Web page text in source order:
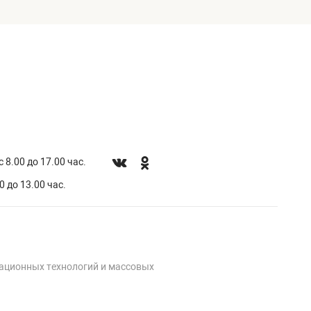
8.00 до 17.00 час.
до 13.00 час.
технологий и массовых